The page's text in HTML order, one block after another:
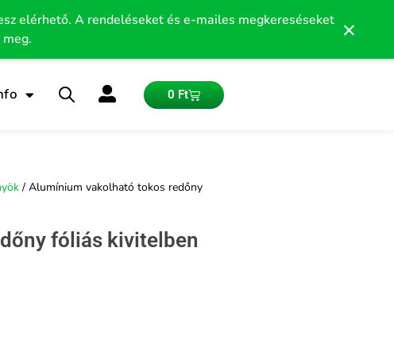
elérhető. A rendeléseket és e-mailes megkereséseket ×
0 FtKosár
/ Alumínium vakolható tokos redőny
fóliás kivitelben